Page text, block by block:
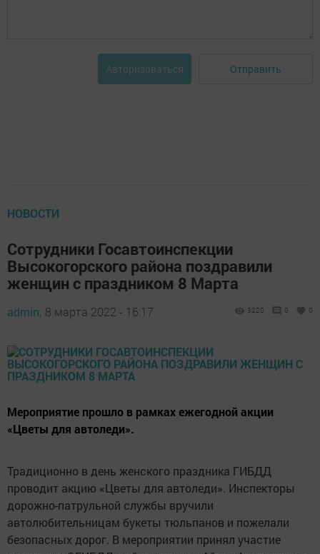
Авторизоваться Отправить
НОВОСТИ
Сотрудники Госавтоинспекции
Высокогорского района поздравили
женщин с праздником 8 Марта
admin, 8 марта 2022 - 16:17 3220 0 0
Мероприятие прошло в рамках ежегодной акции
«Цветы для автоледи».
Традиционно в день женского праздника ГИБДД
проводит акцию «Цветы для автоледи». Инспекторы
дорожно-патрульной службы вручили
автолюбительницам букеты тюльпанов и пожелали
безопасных дорог. В мероприятии принял участие